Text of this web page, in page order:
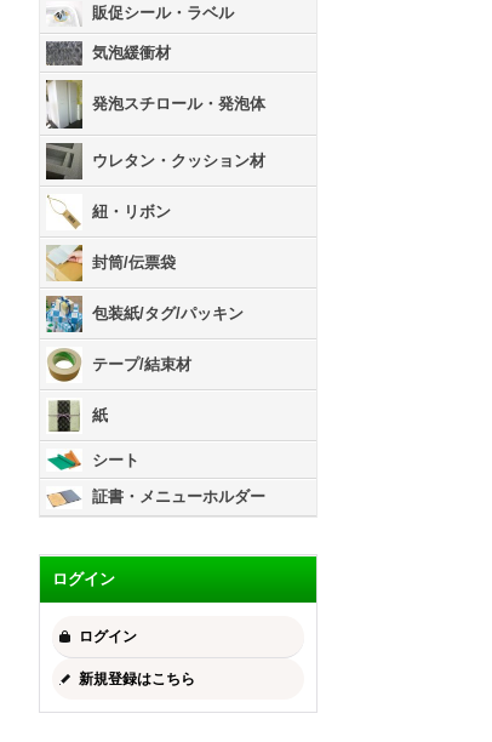
販促シール・ラベル
気泡緩衝材
発泡スチロール・発泡体
ウレタン・クッション材
紐・リボン
封筒/伝票袋
包装紙/タグ/パッキン
テープ/結束材
紙
シート
証書・メニューホルダー
ログイン
ログイン
新規登録はこちら